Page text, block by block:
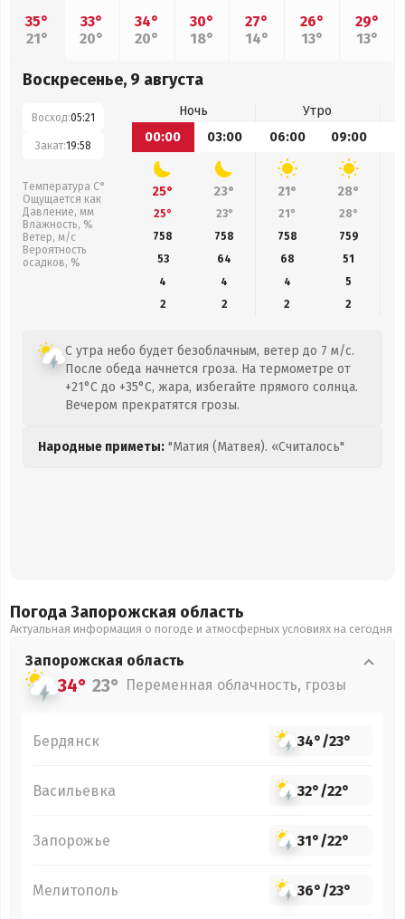
35°
21°
33°
20°
34°
20°
30°
18°
27°
14°
26°
13°
29°
13°
Воскресенье, 9 августа
Восход:05:21
Закат:19:58
Температура С°
Ощущается как
Давление, мм
Влажность, %
Ветер, м/с
Вероятность
осадков, %
Ночь
Утро
00:00
03:00 06:00 09:00
25° 23° 21° 28°
25° 23° 21° 28°
758
758 758 759
53
64 68
51
4
4 4
5
2
2 2 2
С утра небо будет безоблачным, ветер до 7 м/с.
После обеда начнется гроза. На термометре от
+21°C до +35°C, жара, избегайте прямого солнца.
Вечером прекратятся грозы.
Народные приметы: "Матия (Матвея). «Считалось"
Погода Запорожская область
Актуальная информация о погоде и атмосферных условиях на сегодня
Запорожская область
34° 23° Переменная облачность, грозы
Бердянск 34°/23°
Васильевка 32°/22°
Запорожье 31°/22°
Мелитополь 36°/23°